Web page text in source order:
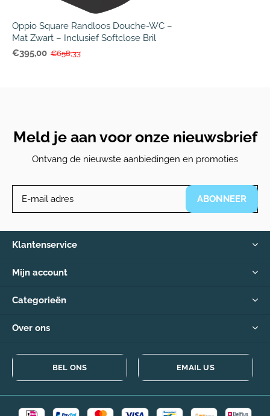
Oppio Square Randloos Douche-WC –
Mat Zwart – Inclusief Softclose Bril
€395,00 €658,33
Meld je aan voor onze nieuwsbrief
Ontvang de nieuwste aanbiedingen en promoties
ABONNEER
Klantenservice
Mijn account
Categorieën
Over ons
BEL ONS EMAIL US